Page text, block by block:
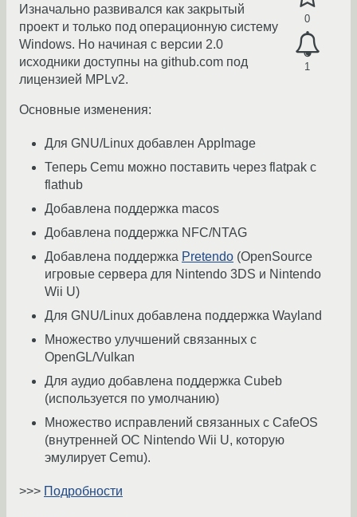
0
1
Изначально развивался как закрытый
проект и только под операционную систему
Windows. Но начиная с версии 2.0
исходники доступны на github.com под
лицензией MPLv2.
Основные изменения:
Для GNU/Linux добавлен AppImage
Теперь Cemu можно поставить через flatpak с
flathub
Добавлена поддержка macos
Добавлена поддержка NFC/NTAG
Добавлена поддержка Pretendo (OpenSource
игровые сервера для Nintendo 3DS и Nintendo
Wii U)
Для GNU/Linux добавлена поддержка Wayland
Множество улучшений связанных с
OpenGL/Vulkan
Для аудио добавлена поддержка Cubeb
(используется по умолчанию)
Множество исправлений связанных с CafeOS
(внутренней ОС Nintendo Wii U, которую
эмулирует Cemu).
>>> Подробности